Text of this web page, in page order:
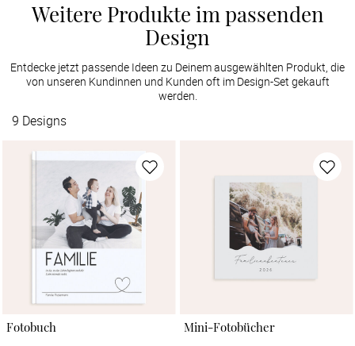
Weitere Produkte im passenden
Design
Entdecke jetzt passende Ideen zu Deinem ausgewählten Produkt, die
von unseren Kundinnen und Kunden oft im Design-Set gekauft
werden.
9 Designs
Fotobuch Mini-Fotobücher